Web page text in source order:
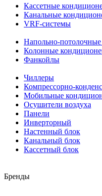
Кассетные
Канальные
VRF-системы
Напольно-
Колонные
Фанкойлы
Чиллеры
Компрессорно-
Мобильные
Осушители воздуха
Панели
Инверторный
Настенный блок
Канальный блок
Кассетный блок
Бренды